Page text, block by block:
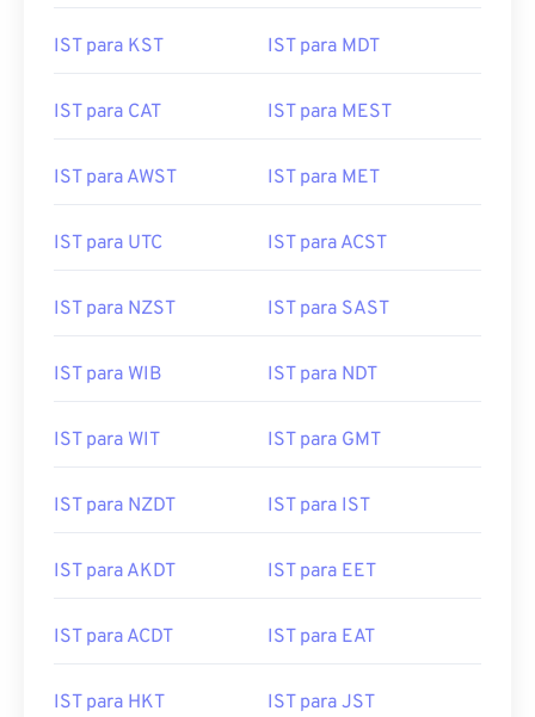
IST para KST IST para MDT
IST para CAT IST para MEST
IST para AWST IST para MET
IST para UTC IST para ACST
IST para NZST IST para SAST
IST para WIB IST para NDT
IST para WIT IST para GMT
IST para NZDT IST para IST
IST para AKDT IST para EET
IST para ACDT IST para EAT
IST para HKT IST para JST